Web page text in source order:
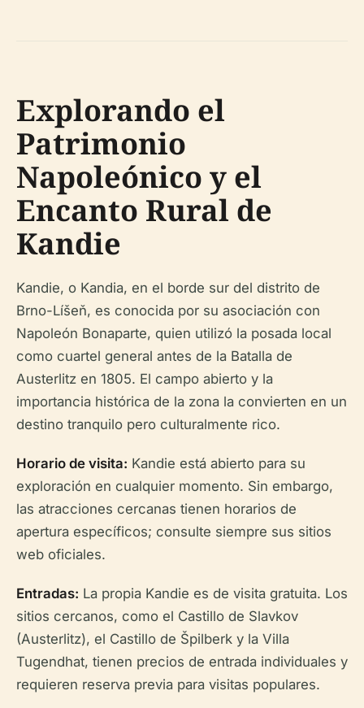
Explorando el
Patrimonio
Napoleónico y el
Encanto Rural de
Kandie
Kandie, o Kandia, en el borde sur del distrito de
Brno-Líšeň, es conocida por su asociación con
Napoleón Bonaparte, quien utilizó la posada local
como cuartel general antes de la Batalla de
Austerlitz en 1805. El campo abierto y la
importancia histórica de la zona la convierten en un
destino tranquilo pero culturalmente rico.
Horario de visita: Kandie está abierto para su
exploración en cualquier momento. Sin embargo,
las atracciones cercanas tienen horarios de
apertura específicos; consulte siempre sus sitios
web oficiales.
Entradas: La propia Kandie es de visita gratuita. Los
sitios cercanos, como el Castillo de Slavkov
(Austerlitz), el Castillo de Špilberk y la Villa
Tugendhat, tienen precios de entrada individuales y
requieren reserva previa para visitas populares.